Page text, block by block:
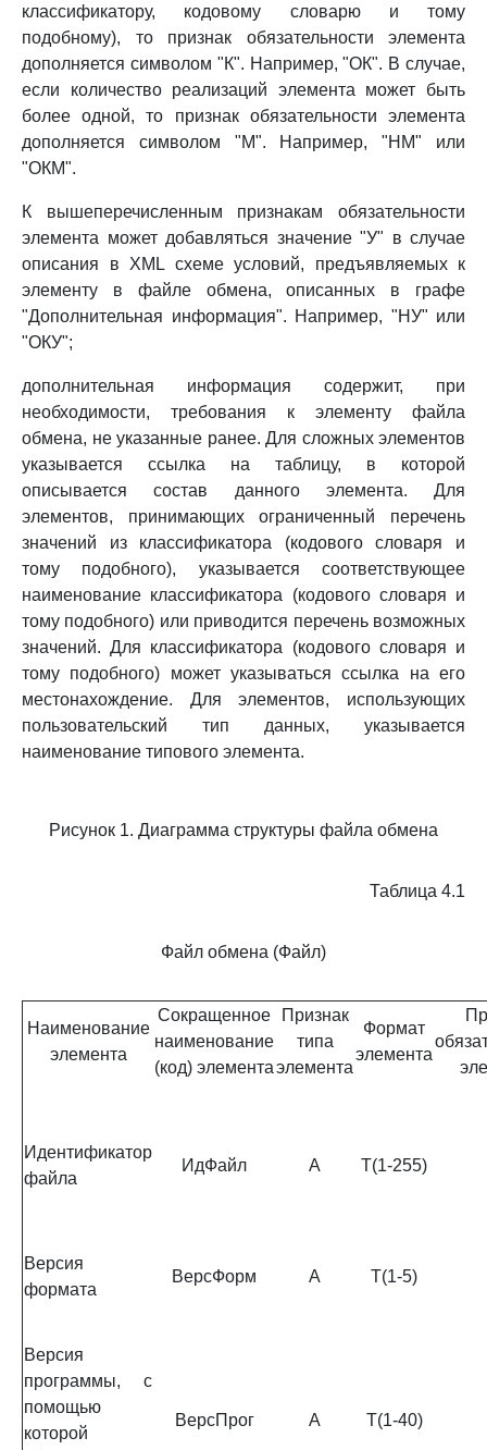
классификатору, кодовому словарю и тому
подобному), то признак обязательности элемента
дополняется символом "К". Например, "ОК". В случае,
если количество реализаций элемента может быть
более одной, то признак обязательности элемента
дополняется символом "М". Например, "НМ" или
"ОКМ".
К вышеперечисленным признакам обязательности
элемента может добавляться значение "У" в случае
описания в XML схеме условий, предъявляемых к
элементу в файле обмена, описанных в графе
"Дополнительная информация". Например, "НУ" или
"ОКУ";
дополнительная информация содержит, при
необходимости, требования к элементу файла
обмена, не указанные ранее. Для сложных элементов
указывается ссылка на таблицу, в которой
описывается состав данного элемента. Для
элементов, принимающих ограниченный перечень
значений из классификатора (кодового словаря и
тому подобного), указывается соответствующее
наименование классификатора (кодового словаря и
тому подобного) или приводится перечень возможных
значений. Для классификатора (кодового словаря и
тому подобного) может указываться ссылка на его
местонахождение. Для элементов, использующих
пользовательский тип данных, указывается
наименование типового элемента.
Рисунок 1. Диаграмма структуры файла обмена
Таблица 4.1
Файл обмена (Файл)
Наименование
элемента
Сокращенное
наименование
(код) элемента
Признак
типа
элемента
Формат
элемента
Идентификатор
файла
ИдФайл А T(1-255)
Версия
формата
ВерсФорм А T(1-5)
Версия
программы, с
помощью
которой
ВерсПрог А T(1-40)